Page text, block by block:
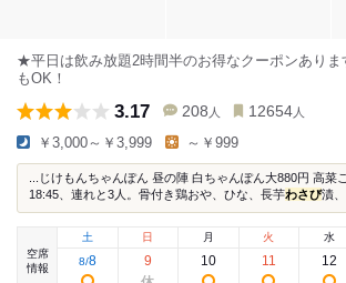
★平日は飲み放題2時間半のお得なクーポンあり
もOK！
3.17 208 人 12654 人
￥3,000～￥3,999 ～￥999
...じけもんちゃんぽん 昼の陣 白ちゃんぽん大880円 高菜
18:45、連れと3人。骨付き鶏おや、ひな、長芋わさび漬、
空席
情報
土
8/8
日
9
月
10
火
11
水
12